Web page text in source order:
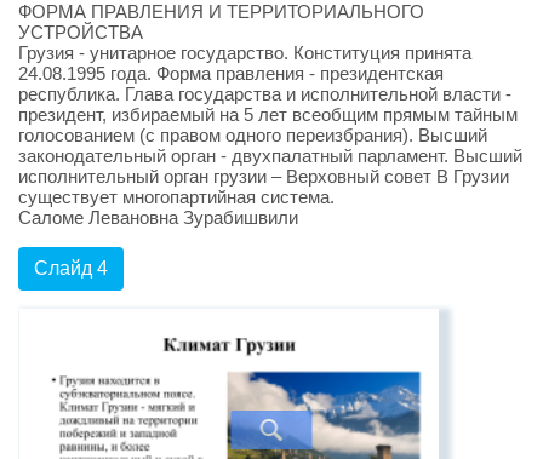
ФОРМА ПРАВЛЕНИЯ И ТЕРРИТОРИАЛЬНОГО
УСТРОЙСТВА
Грузия - унитарное государство. Конституция принята
24.08.1995 года. Форма правления - президентская
республика. Глава государства и исполнительной власти -
президент, избираемый на 5 лет всеобщим прямым тайным
голосованием (с правом одного переизбрания). Высший
законодательный орган - двухпалатный парламент. Высший
исполнительный орган грузии – Верховный совет В Грузии
существует многопартийная система.
Саломе Левановна Зурабишвили
Слайд 4